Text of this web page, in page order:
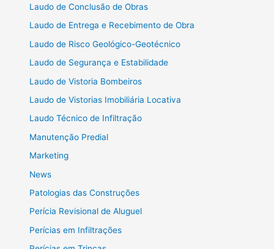
Laudo de Conclusão de Obras
Laudo de Entrega e Recebimento de Obra
Laudo de Risco Geológico-Geotécnico
Laudo de Segurança e Estabilidade
Laudo de Vistoria Bombeiros
Laudo de Vistorias Imobiliária Locativa
Laudo Técnico de Infiltração
Manutenção Predial
Marketing
News
Patologias das Construções
Perícia Revisional de Aluguel
Perícias em Infiltrações